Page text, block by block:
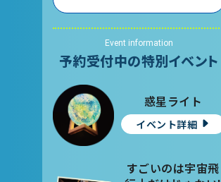
Event information
予約受付中の特別イベント
惑星ライト
イベント詳細
すごいのは宇宙飛